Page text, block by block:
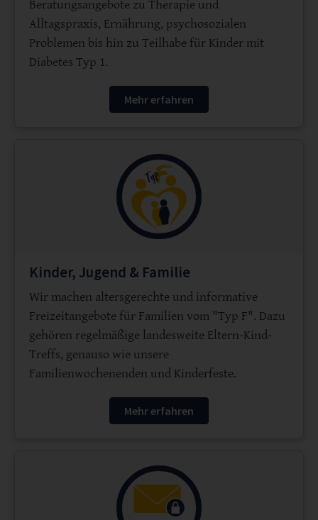
Beratungsangebote zu Therapie und
Alltagspraxis, Ernährung, psychosozialen
Problemen bis hin zu Teilhabe für Kinder mit
Diabetes Typ 1.
Mehr erfahren
Kinder, Jugend & Familie
Wir machen altersgerechte und informative
Freizeitangebote für Familien vom "Typ F". Dazu
gehören regelmäßige landesweite Eltern-Kind-
Treffs, genauso wie unsere
Familienwochenenden und Kinderfeste.
Mehr erfahren